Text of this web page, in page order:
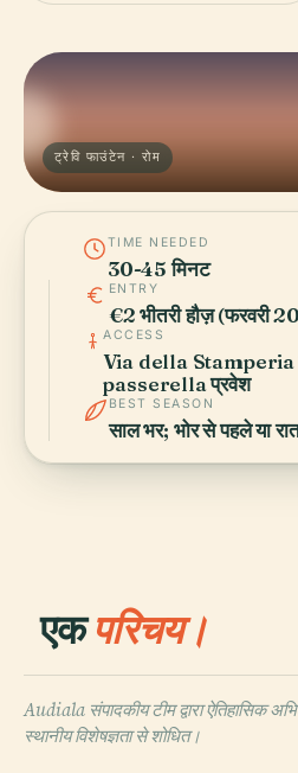
ट्रेवि फाउंटेन · रोम
TIME NEEDED
30-45 मिनट
ENTRY
€2 भीतरी हौज़ (फरवरी
ACCESS
Via della Stamperia
passerella प्रवेश
BEST SEASON
साल भर; भोर से पहले या
एकपरिचय।
Audiala संपादकीय टीम द्वारा ऐतिहासिक
स्थानीय विशेषज्ञता से शोधित।